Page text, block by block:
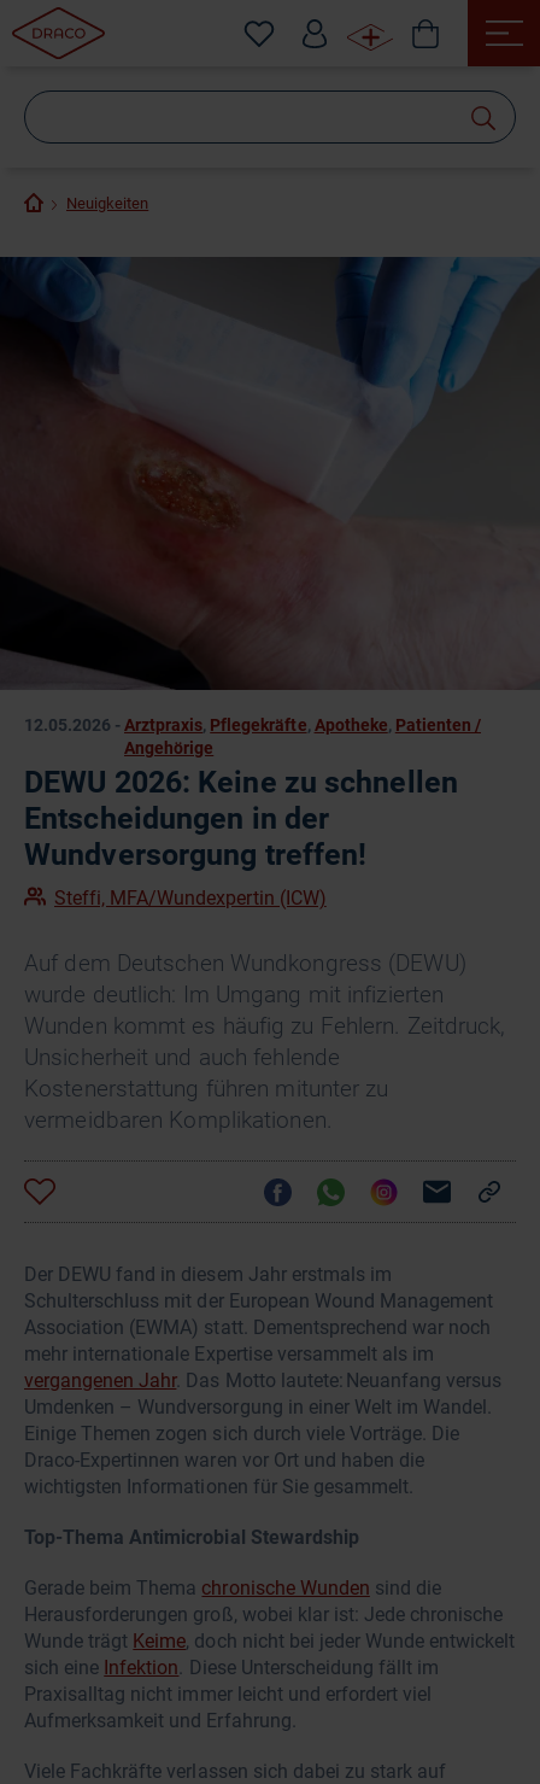
Neuigkeiten
12.05.2026 -Arztpraxis, Pflegekräfte, Apotheke, Patienten /
Angehörige
DEWU 2026: Keine zu schnellen
Entscheidungen in der
Wundversorgung treffen!
Steffi, MFA/Wundexpertin (ICW)
Auf dem Deutschen Wundkongress (DEWU)
wurde deutlich: Im Umgang mit infizierten
Wunden kommt es häufig zu Fehlern. Zeitdruck,
Unsicherheit und auch fehlende
Kostenerstattung führen mitunter zu
vermeidbaren Komplikationen.
Der DEWU fand in diesem Jahr erstmals im
Schulterschluss mit der European Wound Management
Association (EWMA) statt. Dementsprechend war noch
mehr internationale Expertise versammelt als im
vergangenen Jahr. Das Motto lautete: Neuanfang versus
Umdenken – Wundversorgung in einer Welt im Wandel.
Einige Themen zogen sich durch viele Vorträge. Die
Draco-Expertinnen waren vor Ort und haben die
wichtigsten Informationen für Sie gesammelt.
Top-Thema Antimicrobial Stewardship
Gerade beim Thema chronische Wunden sind die
Herausforderungen groß, wobei klar ist: Jede chronische
Wunde trägt Keime, doch nicht bei jeder Wunde entwickelt
sich eine Infektion . Diese Unterscheidung fällt im
Praxisalltag nicht immer leicht und erfordert viel
Aufmerksamkeit und Erfahrung.
Viele Fachkräfte verlassen sich dabei zu stark auf
suchen